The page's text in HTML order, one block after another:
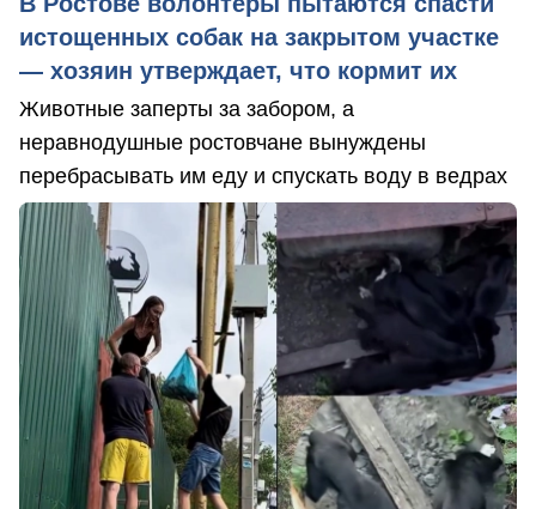
истощенных собак на закрытом участке
— хозяин утверждает, что кормит их
Животные заперты за забором, а
неравнодушные ростовчане вынуждены
перебрасывать им еду и спускать воду в ведрах